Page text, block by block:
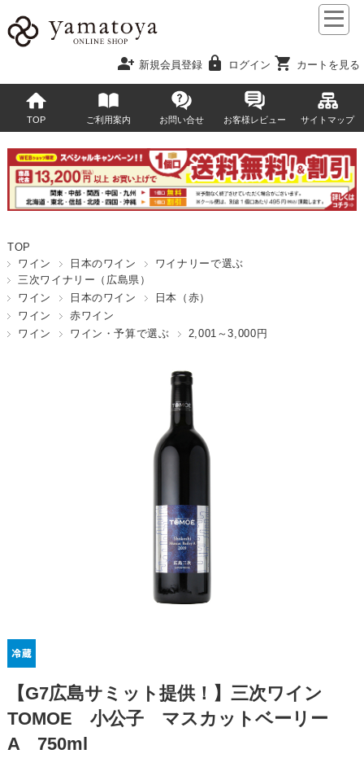
person_add 新規会員登録 lock ログイン shopping_cart カートを見る
TOP ご利用案内 お問い合せ お客様レビュー サイトマップ
TOP
ワイン
日本のワイン
ワイナリーで選ぶ
三次ワイナリー（広島県）
ワイン
日本のワイン
日本（赤）
ワイン
赤ワイン
ワイン
ワイン・予算で選ぶ 2,001～3,000円
【G7広島サミット提供！】三次ワイン
TOMOE 小公子 マスカットベーリー
A 750ml